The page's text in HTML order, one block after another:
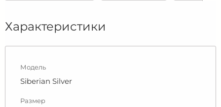
Характеристики
Модель
Siberian Silver
Размер